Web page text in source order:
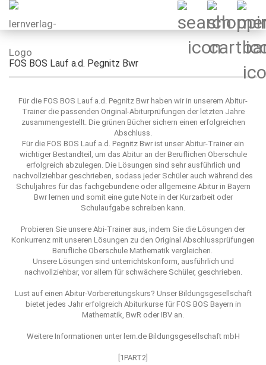
FOS BOS Lauf a.d. Pegnitz Bwr
Für die FOS BOS Lauf a.d. Pegnitz Bwr haben wir in unserem Abitur-
Trainer die passenden Original-Abiturprüfungen der letzten Jahre
zusammengestellt. Die grünen Bücher sichern einen erfolgreichen
Abschluss.
Für die FOS BOS Lauf a.d. Pegnitz Bwr ist unser Abitur-Trainer ein
wichtiger Bestandteil, um das Abitur an der Beruflichen Oberschule
erfolgreich abzulegen. Die Lösungen sind sehr ausführlich und
nachvollziehbar geschrieben, sodass jeder Schüler auch während des
Schuljahres für das fachgebundene oder allgemeine Abitur in Bayern
Bwr lernen und somit eine gute Note in der Kurzarbeit oder
Schulaufgabe schreiben kann.
Probieren Sie unsere Abi-Trainer aus, indem Sie die Lösungen der
Konkurrenz mit unseren Lösungen zu den Original Abschlussprüfungen
Berufliche Oberschule Mathematik vergleichen.
Unsere Lösungen sind unterrichtskonform, ausführlich und
nachvollziehbar, vor allem für schwächere Schüler, geschrieben.
Lust auf einen Abitur-Vorbereitungskurs? Unser Bildungsgesellschaft
bietet jedes Jahr erfolgreich Abiturkurse für FOS BOS Bayern in
Mathematik, BwR oder IBV an.
Weitere Informationen unter lern.de Bildungsgesellschaft mbH
[1PART2]